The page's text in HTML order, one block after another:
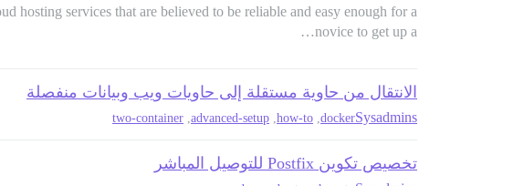
hosting services that are believed to be reliable and easy enough for a
novice to get up a…
الانتقال من حاوية مستقلة إلى حاويات ويب وبيانات منفصلة
Sysadmins
docker
how-to
advanced-setup
two-container
تخصيص تكوين Postfix للتوصيل المباشر